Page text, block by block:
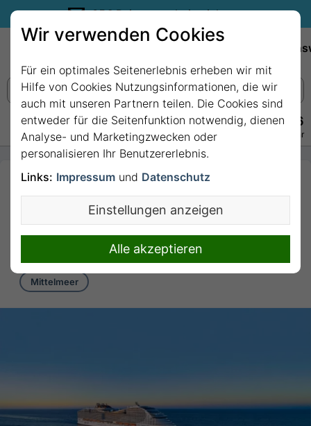
35€ Reisegutschein sichern.
+49 228 3875 7256
Persönlich · Kostenlos · Täglich 08–22 Uhr
7 Nächte Mittelmeer
ab/bis Marseille mit
MSC World Asia
7 Nächte von/bis Marseille
Mittelmeer
Wir verwenden Cookies
Für ein optimales Seitenerlebnis erheben wir mit
Hilfe von Cookies Nutzungsinformationen, die wir
auch mit unseren Partnern teilen. Die Cookies sind
entweder für die Seitenfunktion notwendig, dienen
Analyse- und Marketingzwecken oder
personalisieren Ihr Benutzererlebnis.
Links: Impressum und Datenschutz
Einstellungen anzeigen
Alle akzeptieren